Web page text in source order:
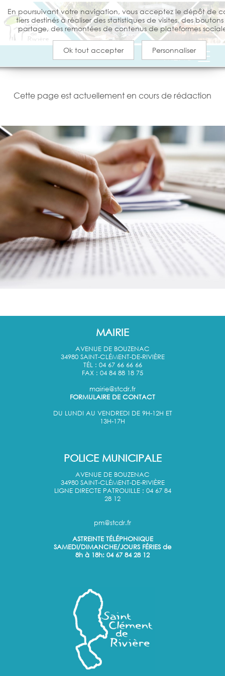
En poursuivant votre navigation, vous acceptez le dépôt de
tiers destinés à réaliser des statistiques de visites, des
partage, des remontées de contenus de plateformes
Ok tout accepter Personnaliser
MENU
JEUNESSE
SOLIDARITÉ & VIE ECONOMIQUE
CULTURE & LOISIRS
VIVRE À SAINT CLÉMENT
Cette page est actuellement en cours de rédaction
MAIRIE
AVENUE DE BOUZENAC
34980 SAINT-CLÉMENT-DE-RIVIÈRE
TÉL : 04 67 66 66 66
FAX : 04 84 88 18 75
mairie@stcdr.fr
FORMULAIRE DE CONTACT
DU LUNDI AU VENDREDI DE 9H-12H ET
13H-17H
POLICE MUNICIPALE
AVENUE DE BOUZENAC
34980 SAINT-CLÉMENT-DE-RIVIÈRE
LIGNE DIRECTE PATROUILLE : 04 67 84
28 12
pm@stcdr.fr
ASTREINTE TÉLÉPHONIQUE
SAMEDI/DIMANCHE/JOURS FÉRIES de
8h à 18h: 04 67 84 28 12